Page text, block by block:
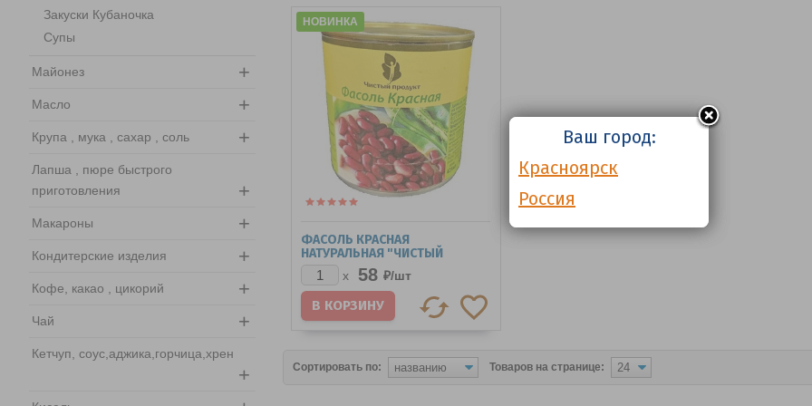
Закуски Кубаночка
Супы
Майонез +
Масло +
Крупа , мука , сахар , соль +
Лапша , пюре быстрого
приготовления
+
Макароны +
Кондитерские изделия +
Кофе, какао , цикорий +
Чай +
Кетчуп, соус,аджика,горчица,хрен
+
НОВИНКА
ФАСОЛЬ КРАСНАЯ
НАТУРАЛЬНАЯ "ЧИСТЫЙ
ПРОДУКТ" ГОСТ Ж/Б 400Г.*12
x 58 ₽/шт
Сортировать по: Товаров на странице:
Ваш город:
Красноярск
Россия